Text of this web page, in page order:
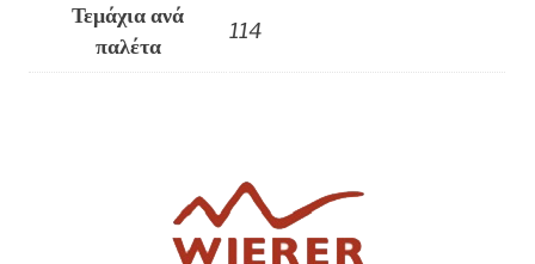
Τεμάχια ανά
παλέτα
114